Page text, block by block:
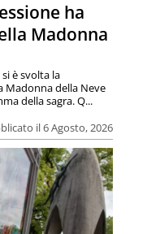
ha
Madonna
il 6 Agosto, 2026
è svolta la
Madonna della Neve
della sagra. Q...